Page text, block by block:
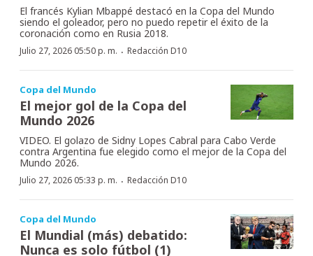
El francés Kylian Mbappé destacó en la Copa del Mundo
siendo el goleador, pero no puedo repetir el éxito de la
coronación como en Rusia 2018.
Julio 27, 2026 05:50 p. m. · Redacción D10
Copa del Mundo
El mejor gol de la Copa del
Mundo 2026
VIDEO. El golazo de Sidny Lopes Cabral para Cabo Verde
contra Argentina fue elegido como el mejor de la Copa del
Mundo 2026.
Julio 27, 2026 05:33 p. m. · Redacción D10
Copa del Mundo
El Mundial (más) debatido:
Nunca es solo fútbol (1)